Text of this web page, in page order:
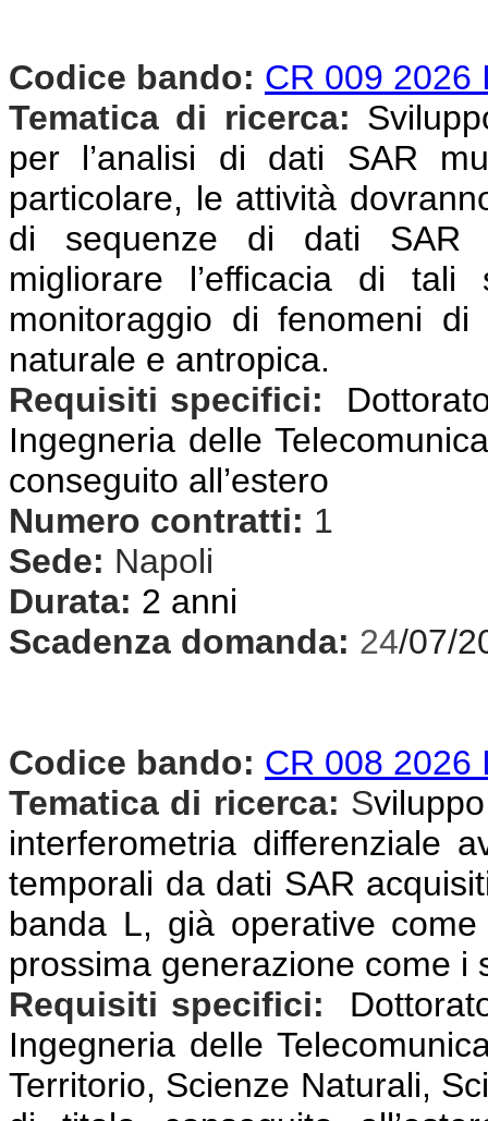
Codice bando: CR 009 2026
Tematica di ricerca:
per l’analisi di dati SAR
particolare, le attività
di sequenze di dati SAR
migliorare l’efficacia di
monitoraggio di fenomeni
naturale e antropica.
Requisiti specifici:
Ingegneria delle
conseguito all’estero
Numero contratti: 1
Sede: Napoli
Durata: 2 anni
Scadenza domanda: 24/07/
Codice bando: CR 008 2026
Tematica di ricerca: S
interferometria differenziale
temporali da dati SAR
banda L, già operative
prossima generazione come i
Requisiti specifici:
Ingegneria delle
Territorio, Scienze Naturali,